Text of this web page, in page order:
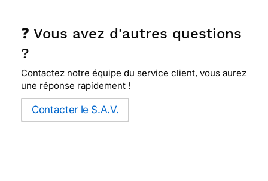
❓ Vous avez d'autres questions
?
Contactez notre équipe du service client, vous aurez
une réponse rapidement !
Contacter le S.A.V.